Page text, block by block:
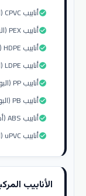
أنابيب CPVC (البولي فينيل كلوريد المعالج بالكلور)check_circle
أنابيب PEX (البولي إيثيلين المتشابك)check_circle
أنابيب HDPE (البولي إيثيلين عالي الكثافة)check_circle
أنابيب LDPE (البولي إيثيلين منخفض الكثافة)check_circle
أنابيب PP (البولي بروبيلين)check_circle
أنابيب PB (البولي بيوتيلين)check_circle
أنابيب ABS (أكريلونيتريل بوتادين ستايرين)check_circle
أنابيب uPVC (البولي فينيل كلوريد غير الملدن)check_circle
الأنابيب